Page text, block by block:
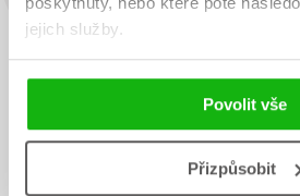
jejich služby.
Povolit vše
Přizpůsobit
Budete to vědět jako první!
souhlasíte se
Vaše e-
mailová
Vaše e-
mailová
Vaše e-mailová adresa